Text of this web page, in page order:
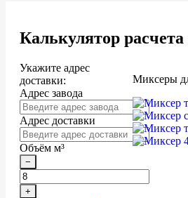
Калькулятор расчета
Укажите адрес
доставки:
Адрес завода
Адрес доставки
Объём м³
−
+
Миксеры